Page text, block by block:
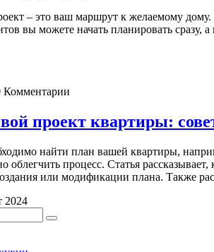
– это ваш маршрут к желаемому
вы можете начать планировать сразу,
Комментарии
проект квартиры:
найти план вашей квартиры,
облегчить процесс. Статья
или модификации плана. Также
2024